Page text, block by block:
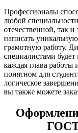
Профессионалы
любой
отечественной, так
написать
грамотную работу.
специалистами
каждая глава работы
понятном для
логическое
вы также можете